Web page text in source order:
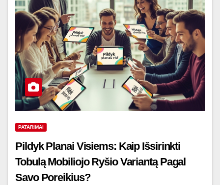
PATARIMAI
Pildyk Planai Visiems: Kaip Išsirinkti
Tobulą Mobiliojo Ryšio Variantą Pagal
Savo Poreikius?